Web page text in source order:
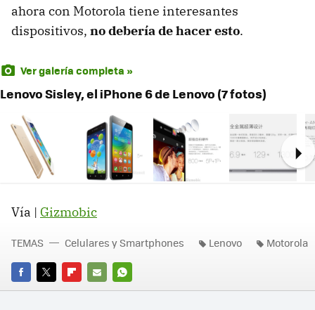
ahora con Motorola tiene interesantes
dispositivos, no debería de hacer esto.
Ver galería completa »
Lenovo Sisley, el iPhone 6 de Lenovo (7 fotos)
Vía | Gizmobic
FACEBOOK
TWITTERFLIPBOARD
E-
WHATSAPP
TEMAS Celulares y Smartphones Lenovo Motorola